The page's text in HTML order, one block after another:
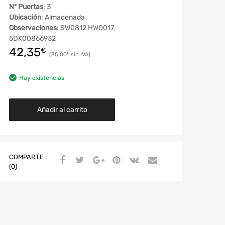
Nº Puertas: 3
Ubicación: Almacenada
Observaciones: SW0812 HW0017
5DK00866932
42,35€ 35,00€
Hay existencias
Añadir al carrito
COMPARTE
(0)